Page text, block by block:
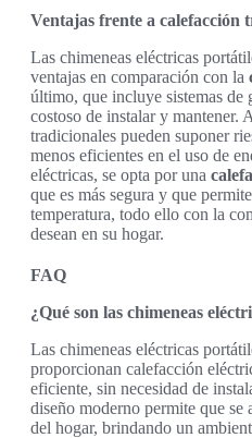
Ventajas frente a calefacción
Las chimeneas eléctricas
ventajas en comparación con la
último, que incluye sistemas de
costoso de instalar y mantener.
tradicionales pueden suponer
menos eficientes en el uso de
eléctricas, se opta por una
que es más segura y que
temperatura, todo ello con la
desean en su hogar.
FAQ
¿Qué son las chimeneas
Las chimeneas eléctricas
proporcionan calefacción
eficiente, sin necesidad de
diseño moderno permite que se
del hogar, brindando un